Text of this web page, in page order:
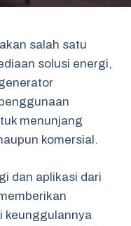
salah satu
solusi energi,
menunjang
komersial.
dan aplikasi dari
keunggulannya